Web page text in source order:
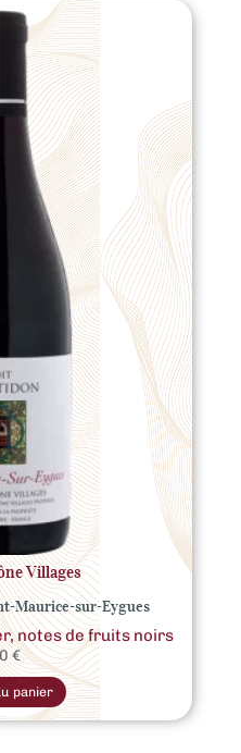
Villages
Maurice-sur-Eygues
notes de fruits noirs
€
panier
Ce
produit
a
plusieurs
variations.